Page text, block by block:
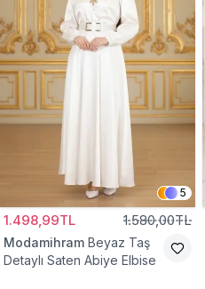
5
1.498,99TL 1.580,00TL
Modamihram Beyaz Taş
Detaylı Saten Abiye Elbise